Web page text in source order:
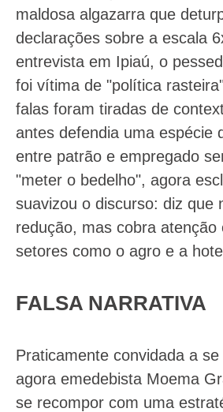
maldosa algazarra que
declarações sobre a escala
entrevista em Ipiaú, o
foi vítima de "política
falas foram tiradas de
antes defendia uma espécie
entre patrão e empregado
"meter o bedelho", agora
suavizou o discurso: diz que
redução, mas cobra atenção
setores como o agro e a
FALSA NARRATIVA
Praticamente convidada a
agora emedebista Moema
se recompor com uma